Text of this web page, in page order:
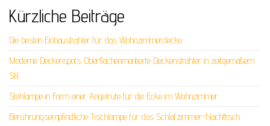
Kürzliche Beiträge
Die besten Einbaustrahler für das Wohnzimmerdecke
Moderne Deckenspots: Oberflächenmontierte Deckenstrahler in zeitgemäßem
Stil
Stehlampe in Form einer Angelrute für die Ecke im Wohnzimmer
Berührungsempfindliche Tischlampe für das Schlafzimmer-Nachttisch